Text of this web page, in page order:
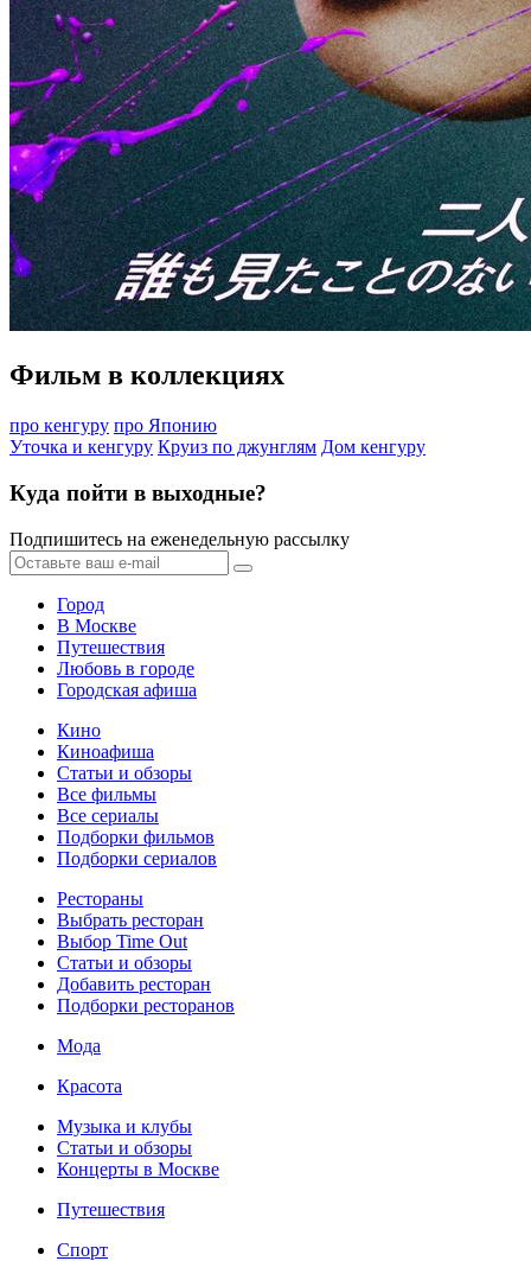
Фильм в коллекциях
про кенгуру про Японию
Уточка и кенгуру Круиз по джунглям Дом кенгуру
Куда пойти в выходные?
Подпишитесь на еженедельную рассылку
Город
В Москве
Путешествия
Любовь в городе
Городская афиша
Кино
Киноафиша
Статьи и обзоры
Все фильмы
Все сериалы
Подборки фильмов
Подборки сериалов
Рестораны
Выбрать ресторан
Выбор Time Out
Статьи и обзоры
Добавить ресторан
Подборки ресторанов
Мода
Красота
Музыка и клубы
Статьи и обзоры
Концерты в Москве
Путешествия
Спорт